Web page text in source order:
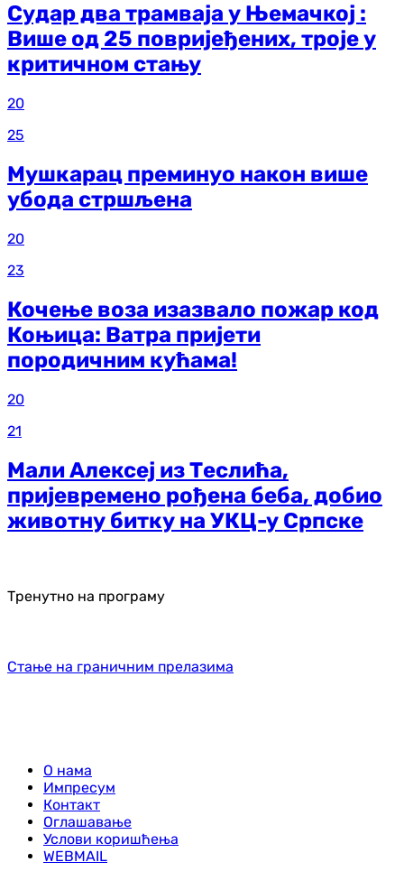
Судар два трамваја у Њемачкој :
Више од 25 повријеђених, троје у
критичном стању
20
25
Мушкарац преминуо након више
убода стршљена
20
23
Кочење воза изазвало пожар код
Коњица: Ватра пријети
породичним кућама!
20
21
Мали Алексеј из Теслића,
пријевремено рођена беба, добио
животну битку на УКЦ-у Српске
Тренутно на програму
Стање на граничним прелазима
О нама
Импресум
Контакт
Оглашавање
Услови коришћења
WEBMAIL